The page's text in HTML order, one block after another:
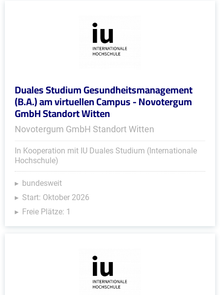
Duales Studium Gesundheitsmanagement
(B.A.) am virtuellen Campus - Novotergum
GmbH Standort Witten
Novotergum GmbH Standort Witten
In Kooperation mit IU Duales Studium (Internationale
Hochschule)
bundesweit
Start: Oktober 2026
Freie Plätze: 1